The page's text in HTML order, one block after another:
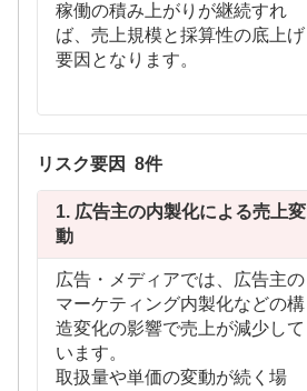
稼働の積み上がりが継続すれ
ば、売上規模と採算性の底上げ
要因となります。
リスク要因 8件
1. 広告主の内製化による売上変
動
広告・メディアでは、広告主の
マーケティング内製化などの構
造変化の影響で売上が減少して
います。
取扱量や単価の変動が続く場